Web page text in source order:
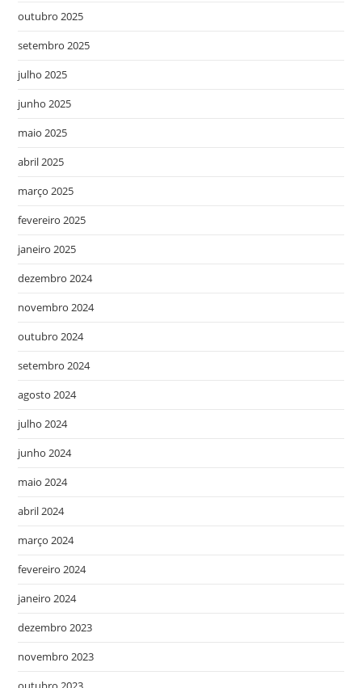
outubro 2025
setembro 2025
julho 2025
junho 2025
maio 2025
abril 2025
março 2025
fevereiro 2025
janeiro 2025
dezembro 2024
novembro 2024
outubro 2024
setembro 2024
agosto 2024
julho 2024
junho 2024
maio 2024
abril 2024
março 2024
fevereiro 2024
janeiro 2024
dezembro 2023
novembro 2023